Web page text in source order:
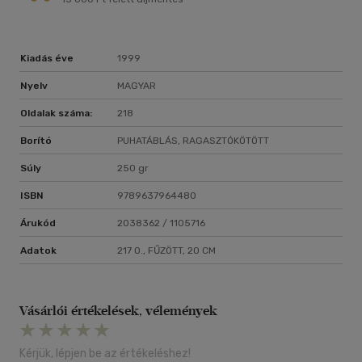
Kiadás éve 1999
Nyelv MAGYAR
Oldalak száma: 218
Borító PUHATÁBLÁS, RAGASZTÓKÖTÖTT
Súly 250 gr
ISBN 9789637964480
Árukód 2038362 / 1105716
Adatok 217 O., FŰZÖTT, 20 CM
Vásárlói értékelések, vélemények
Kérjük, lépjen be az értékeléshez!